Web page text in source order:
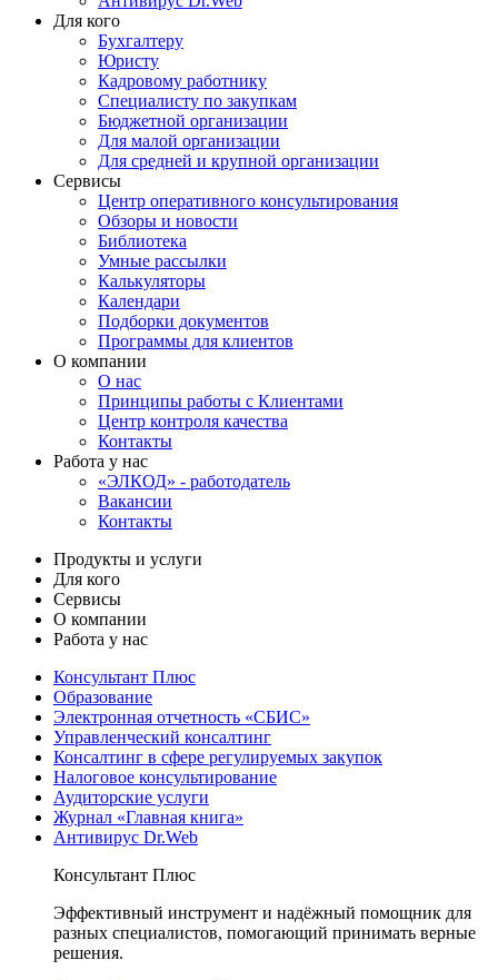
Для кого
Бухгалтеру
Юристу
Кадровому работнику
Специалисту по закупкам
Бюджетной организации
Для малой организации
Для средней и крупной организации
Сервисы
Центр оперативного консультирования
Обзоры и новости
Библиотека
Умные рассылки
Калькуляторы
Календари
Подборки документов
Программы для клиентов
О компании
О нас
Принципы работы с Клиентами
Центр контроля качества
Контакты
Работа у нас
«ЭЛКОД» - работодатель
Вакансии
Контакты
Продукты и услуги
Для кого
Сервисы
О компании
Работа у нас
Консультант Плюс
Образование
Электронная отчетность «СБИС»
Управленческий консалтинг
Консалтинг в сфере регулируемых закупок
Налоговое консультирование
Аудиторские услуги
Журнал «Главная книга»
Антивирус Dr.Web
Консультант Плюс
Эффективный инструмент и надёжный помощник для
разных специалистов, помогающий принимать верные
решения.